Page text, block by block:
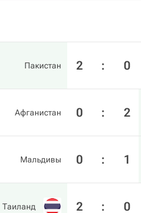
Пакистан 2 : 0
Афганистан 0 : 2
Мальдивы 0 : 1
Таиланд 2 : 0